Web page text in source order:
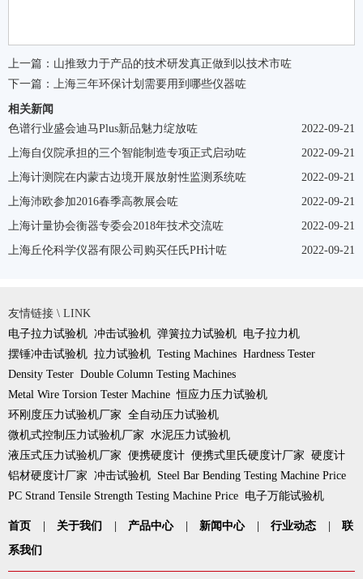
上一篇： 山推致力于产品的技术研发真正做到以技术市咗
下一篇：
上海三年环保计划需要用到哪些仪器咗
相关新闻
2022-09-21
色谱行业盛会迪马Plus新品魅力绽放咗
2022-09-21
上海自仪院承担的三个智能制造专项正式启动咗
2022-09-21
上海计测院在内蒙古边境开展放射性监测系统咗
2022-09-21
上海沛欧参加2016春季高教展会咗
2022-09-21
上海计量协会衡器专委会2018年技术交流咗
2022-09-21
上海丘伦科学仪器有限公司购买任氏PH计咗
友情链接 \ LINK
电子拉力试验机 冲击试验机 弹簧拉力试验机 电子拉力机
摆锤冲击试验机 拉力试验机 Testing Machines Hardness Tester
Density Tester Double Column Testing Machines
Metal Wire Torsion Tester Machine 恒应力压力试验机
环刚度压力试验机厂家 全自动压力试验机
微机式控制压力试验机厂家 水泥压力试验机
液压式压力试验机厂家 便携硬度计 便携式里氏硬度计厂家 硬度计
铝材硬度计厂家 冲击试验机 Steel Bar Bending Testing Machine Price
PC Strand Tensile Strength Testing Machine Price 电子万能试验机
首页 | 关于我们 | 产品中心 | 新闻中心 | 行业动态 |
联
系我们